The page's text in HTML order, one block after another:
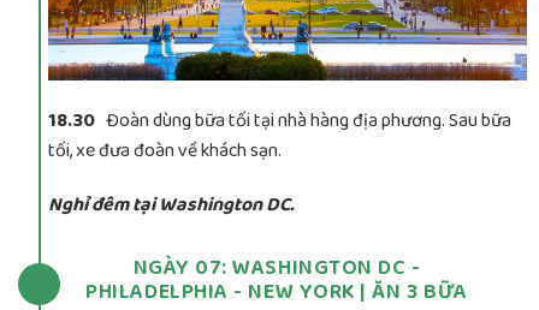
18.30 Đoàn dùng bữa tối tại nhà hàng địa phương. Sau bữa
tối, xe đưa đoàn về khách sạn.
Nghỉ đêm tại Washington DC.
NGÀY 07: WASHINGTON DC -
PHILADELPHIA - NEW YORK | ĂN 3 BỮA